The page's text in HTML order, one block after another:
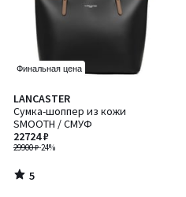
Финальная цена
LANCASTER
Сумка-шоппер из кожи
SMOOTH / СМУФ
29900 ₽-24%
22724 ₽
5
/
5
5
/